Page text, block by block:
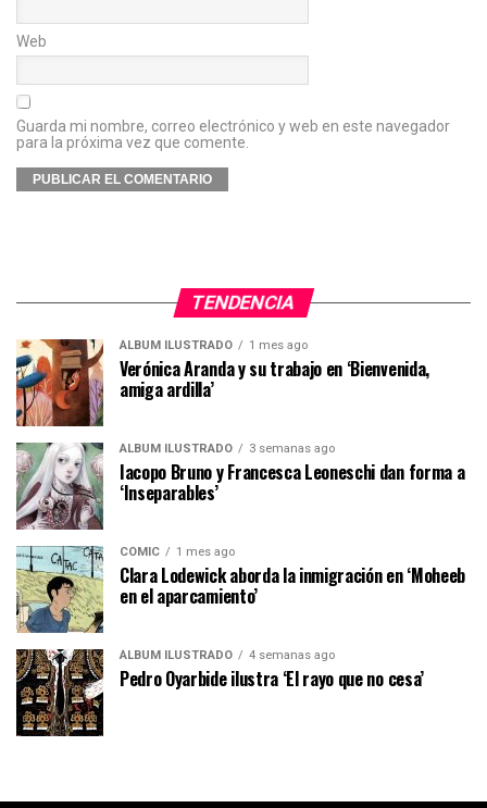
Web
Guarda mi nombre, correo electrónico y web en este navegador
para la próxima vez que comente.
TENDENCIA
ÁLBUM ILUSTRADO 1 mes ago
Verónica Aranda y su trabajo en ‘Bienvenida,
amiga ardilla’
ÁLBUM ILUSTRADO 3 semanas ago
Iacopo Bruno y Francesca Leoneschi dan forma a
‘Inseparables’
CÓMIC 1 mes ago
Clara Lodewick aborda la inmigración en ‘Moheeb
en el aparcamiento’
ÁLBUM ILUSTRADO 4 semanas ago
Pedro Oyarbide ilustra ‘El rayo que no cesa’